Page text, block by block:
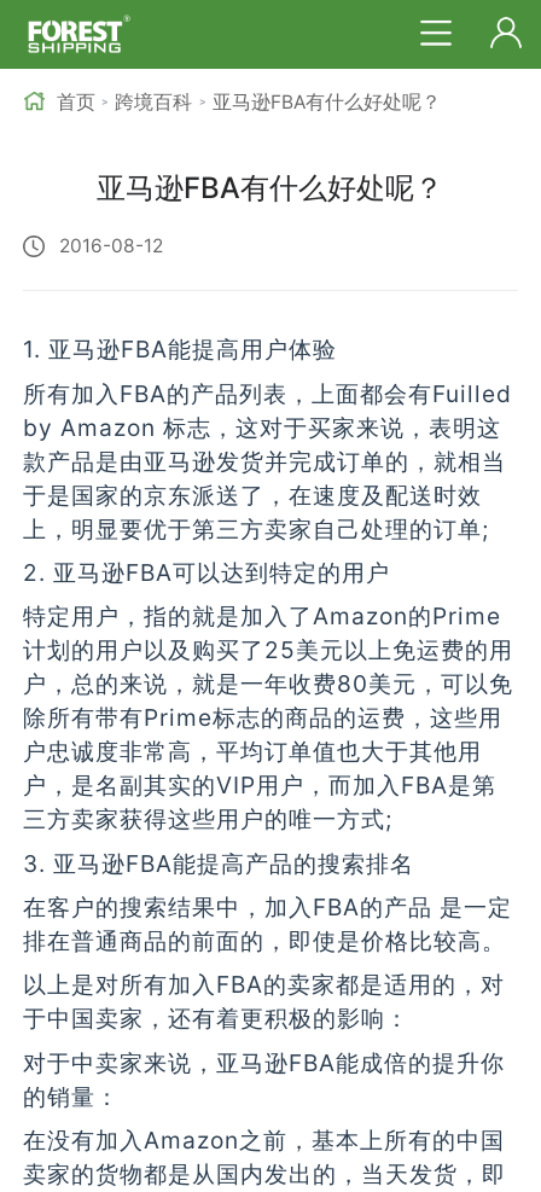
首页 > 跨境百科 > 亚马逊FBA有什么好处呢？
亚马逊FBA有什么好处呢？
2016-08-12
1. 亚马逊FBA能提高用户体验
所有加入FBA的产品列表，上面都会有Fuilled
by Amazon 标志，这对于买家来说，表明这
款产品是由亚马逊发货并完成订单的，就相当
于是国家的京东派送了，在速度及配送时效
上，明显要优于第三方卖家自己处理的订单;
2. 亚马逊FBA可以达到特定的用户
特定用户，指的就是加入了Amazon的Prime
计划的用户以及购买了25美元以上免运费的用
户，总的来说，就是一年收费80美元，可以免
除所有带有Prime标志的商品的运费，这些用
户忠诚度非常高，平均订单值也大于其他用
户，是名副其实的VIP用户，而加入FBA是第
三方卖家获得这些用户的唯一方式;
3. 亚马逊FBA能提高产品的搜索排名
在客户的搜索结果中，加入FBA的产品 是一定
排在普通商品的前面的，即使是价格比较高。
以上是对所有加入FBA的卖家都是适用的，对
于中国卖家，还有着更积极的影响：
对于中卖家来说，亚马逊FBA能成倍的提升你
的销量：
在没有加入Amazon之前，基本上所有的中国
卖家的货物都是从国内发出的，当天发货，即